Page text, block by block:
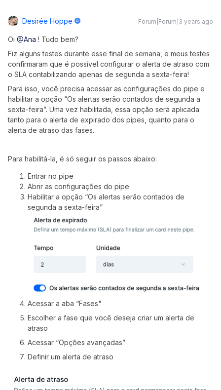
Desirée Hoppe Forum|Forum|3 years ago
Oi @Ana ! Tudo bem?
Fiz alguns testes durante esse final de semana, e meus testes
confirmaram que é possível configurar o alerta de atraso com
o SLA contabilizando apenas de segunda a sexta-feira!
Para isso, você precisa acessar as configurações do pipe e
habilitar a opção “Os alertas serão contados de segunda a
sexta-feira”. Uma vez habilitada, essa opção será aplicada
tanto para o alerta de expirado dos pipes, quanto para o
alerta de atraso das fases.
Para habilitá-la, é só seguir os passos abaixo:
Entrar no pipe
Abrir as configurações do pipe
Habilitar a opção “Os alertas serão contados de
segunda a sexta-feira”
Acessar a aba “Fases"
Escolher a fase que você deseja criar um alerta de
atraso
Acessar “Opções avançadas”
Definir um alerta de atraso